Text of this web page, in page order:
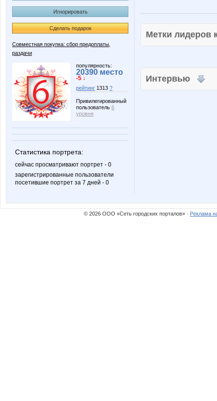
Игнорировать
Сделать подарок
Совместная покупка: сбор предоплаты,
раздачи
популярность:
20390 место
-5 ↓
рейтинг 1313 ?
Привилегированный
пользователь 6
уровня
Статистика портрета:
сейчас просматривают портрет - 0
зарегистрированные пользователи
посетившие портрет за 7 дней - 0
Метки
Интервью
© 2026 ООО «Сеть городских порталов» · Реклама